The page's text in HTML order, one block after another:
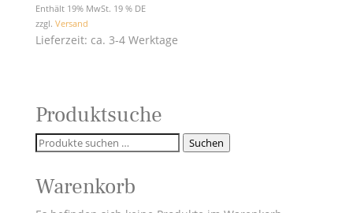
Enthält 19% MwSt. 19 % DE
zzgl. Versand
Lieferzeit: ca. 3-4 Werktage
Produktsuche
Suchen
Suchen
Warenkorb